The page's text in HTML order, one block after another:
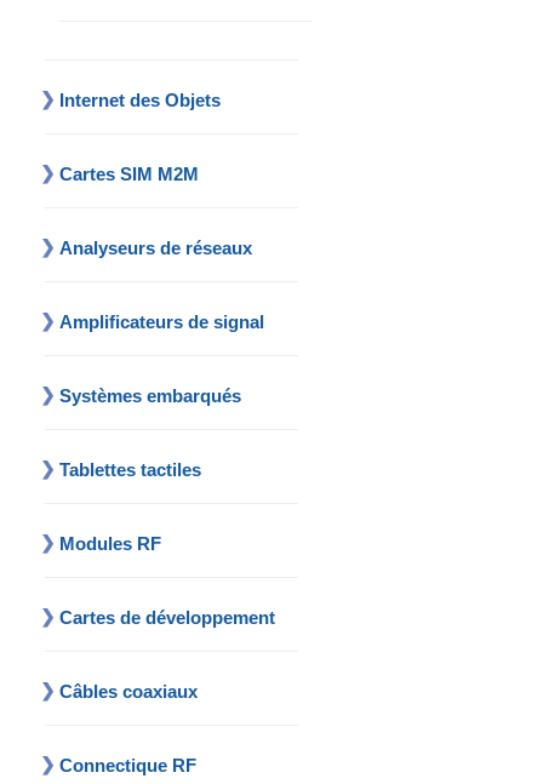
Internet des Objets
Cartes SIM M2M
Analyseurs de réseaux
Amplificateurs de signal
Systèmes embarqués
Tablettes tactiles
Modules RF
Cartes de développement
Câbles coaxiaux
Connectique RF